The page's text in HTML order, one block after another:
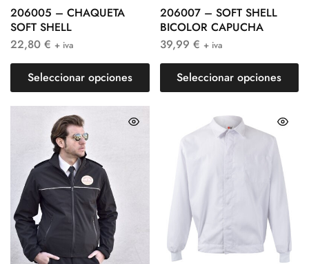
206005 – CHAQUETA
SOFT SHELL
22,80 € + iva
Seleccionar opciones
206007 – SOFT SHELL
BICOLOR CAPUCHA
39,99 € + iva
Seleccionar opciones